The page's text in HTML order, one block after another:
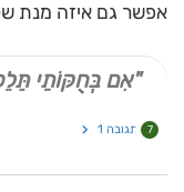
אפשר גם איזה מנת
"אִם בְּחֻקּוֹתַי
7 תגובה 1